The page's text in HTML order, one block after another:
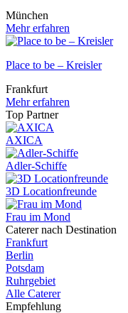
München
Mehr erfahren
Place to be – Kreisler
Frankfurt
Mehr erfahren
Top Partner
AXICA
Adler-Schiffe
3D Locationfreunde
Frau im Mond
Caterer nach Destination
Frankfurt
Berlin
Potsdam
Ruhrgebiet
Alle Caterer
Empfehlung